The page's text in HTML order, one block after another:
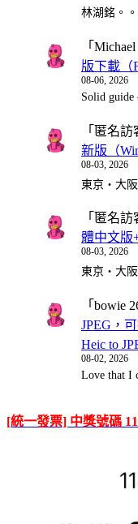
林湖銘。。
「 Michael
版下載（
08-06, 2026
Solid
「 匿名訪
新版（
08-03, 2026
東京・大
「 匿名訪
體中文版
08-03, 2026
東京・大
「 bowie
JPEG，
Heic to
08-02, 2026
Love that I
[統一發票] 中獎號碼